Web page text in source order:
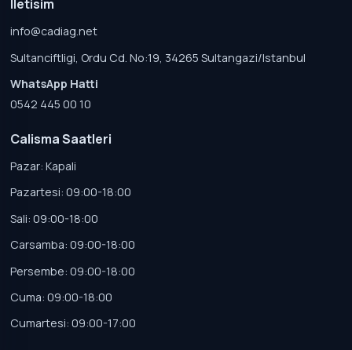
Iletisim
info@cadiag.net
Sultanciftligi, Ordu Cd. No:19, 34265 Sultangazi/Istanbul
WhatsApp Hatti
0542 445 00 10
Calisma Saatleri
Pazar: Kapali
Pazartesi: 09:00-18:00
Sali: 09:00-18:00
Carsamba: 09:00-18:00
Persembe: 09:00-18:00
Cuma: 09:00-18:00
Cumartesi: 09:00-17:00